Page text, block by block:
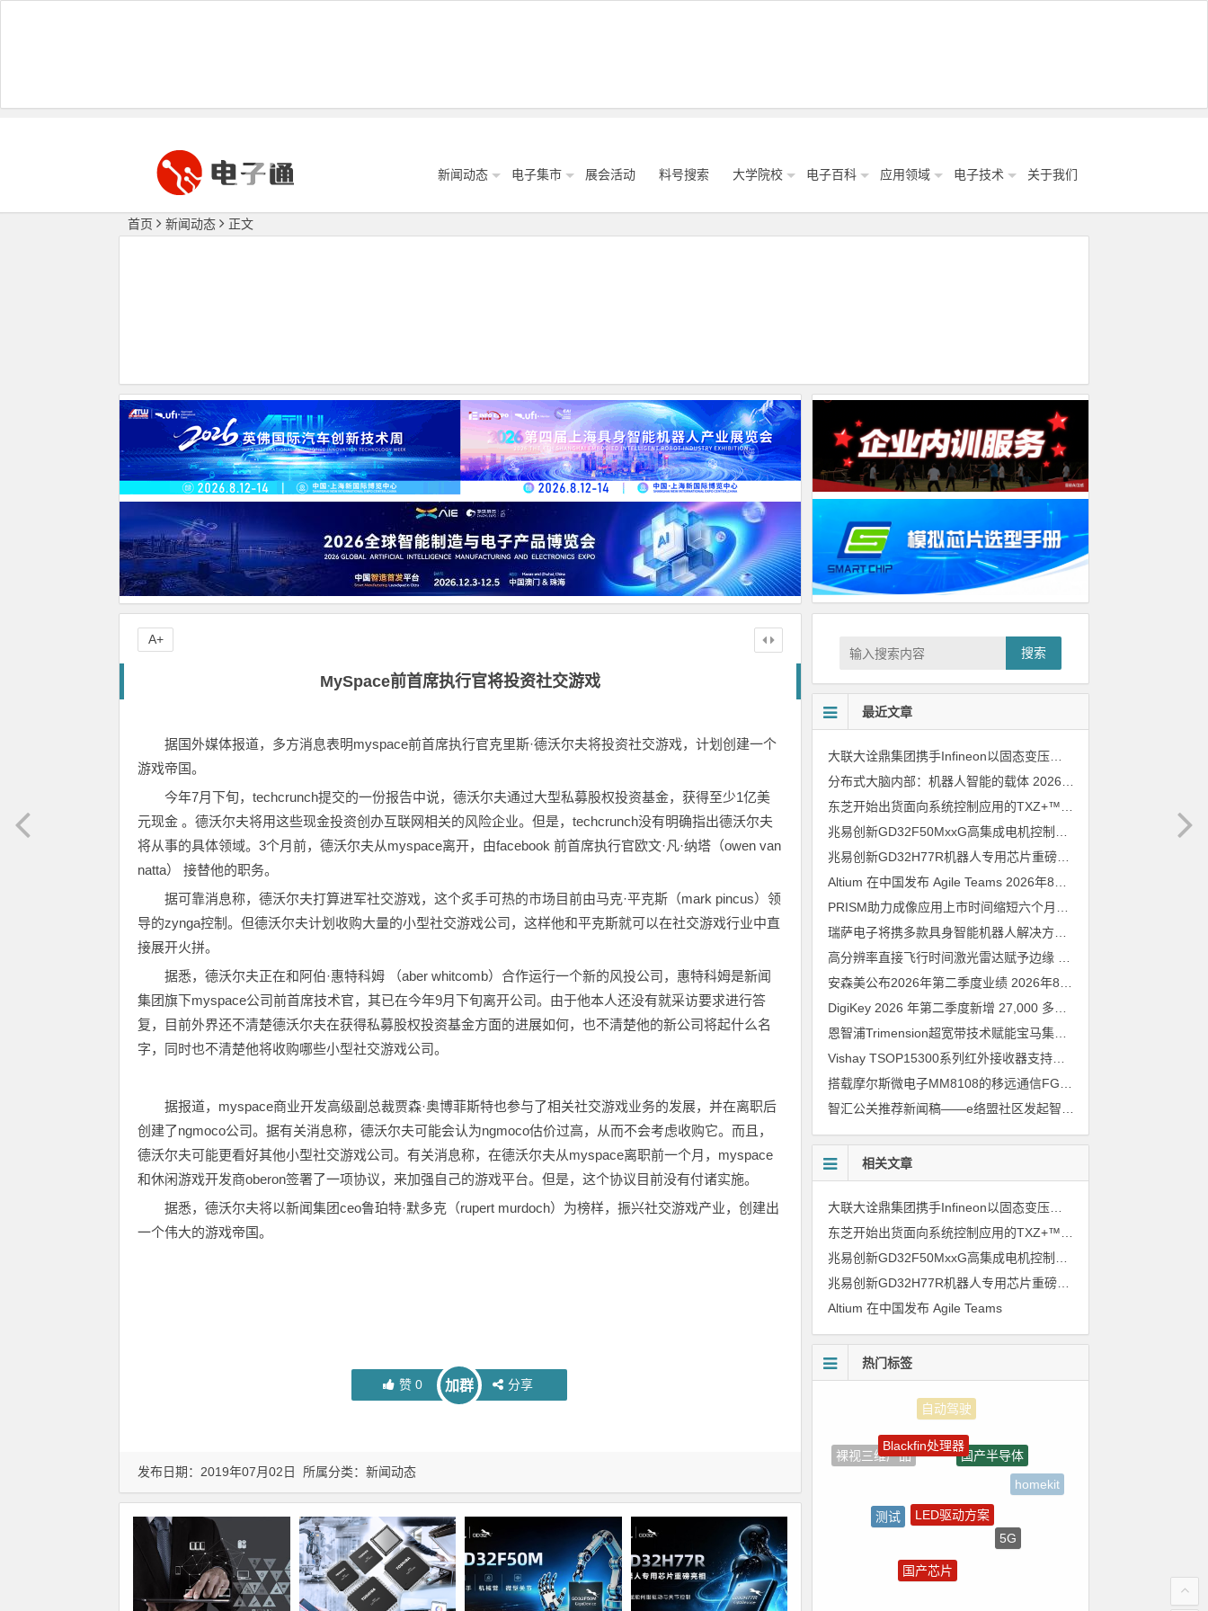
新闻动态 电子集市 展会活动 料号搜索 大学院校 电子百科 应用领域 电子技术 关于我们
首页 新闻动态 正文
MySpace前首席执行官将投资社交游戏
据国外媒体报道，多方消息表明myspace前首席执行官克里斯·德沃尔夫将投资社交游戏，计划创建一个
游戏帝国。
今年7月下旬，techcrunch提交的一份报告中说，德沃尔夫通过大型私募股权投资基金，获得至少1亿美
元现金 。德沃尔夫将用这些现金投资创办互联网相关的风险企业。但是，techcrunch没有明确指出德沃尔夫
将从事的具体领域。3个月前，德沃尔夫从myspace离开，由facebook 前首席执行官欧文·凡·纳塔（owen van
natta） 接替他的职务。
据可靠消息称，德沃尔夫打算进军社交游戏，这个炙手可热的市场目前由马克·平克斯（mark pincus）领
导的zynga控制。但德沃尔夫计划收购大量的小型社交游戏公司，这样他和平克斯就可以在社交游戏行业中直
接展开火拼。
据悉，德沃尔夫正在和阿伯·惠特科姆 （aber whitcomb）合作运行一个新的风投公司，惠特科姆是新闻
集团旗下myspace公司前首席技术官，其已在今年9月下旬离开公司。由于他本人还没有就采访要求进行答
复，目前外界还不清楚德沃尔夫在获得私募股权投资基金方面的进展如何，也不清楚他的新公司将起什么名
字，同时也不清楚他将收购哪些小型社交游戏公司。
据报道，myspace商业开发高级副总裁贾森·奥博菲斯特也参与了相关社交游戏业务的发展，并在离职后
创建了ngmoco公司。据有关消息称，德沃尔夫可能会认为ngmoco估价过高，从而不会考虑收购它。而且，
德沃尔夫可能更看好其他小型社交游戏公司。有关消息称，在德沃尔夫从myspace离职前一个月，myspace
和休闲游戏开发商oberon签署了一项协议，来加强自己的游戏平台。但是，这个协议目前没有付诸实施。
据悉，德沃尔夫将以新闻集团ceo鲁珀特·默多克（rupert murdoch）为榜样，振兴社交游戏产业，创建出
一个伟大的游戏帝国。
赞0 加群 分享
A+
发布日期：2019年07月02日 所属分类： 新闻动态
搜索
最近文章
大联大诠鼎集团携手Infineon以固态变压器重构配电效率新标杆
分布式大脑内部：机器人智能的载体 2026年8月6日
兆易创新GD32H77R机器人专用芯片重磅亮相，精准赋能伺服驱动与关节控制
Altium 在中国发布 Agile Teams 2026年8月6日
安森美公布2026年第二季度业绩 2026年8月6日
恩智浦Trimension超宽带技术赋能宝马集团Digital Key Plus及生命体存在检测功能
Vishay TSOP15300系列红外接收器支持所有主流遥控代码
相关文章
大联大诠鼎集团携手Infineon以固态变压器重构配电效率新标杆
兆易创新GD32H77R机器人专用芯片重磅亮相，精准赋能伺服驱动与关节控制
Altium 在中国发布 Agile Teams
热门标签
裸视三维产品
国产半导体
homekit
朱日和